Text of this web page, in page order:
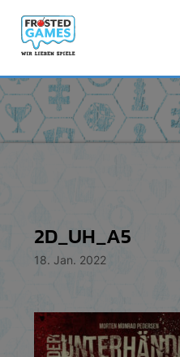
2D_UH_A5
18. Jan. 2022